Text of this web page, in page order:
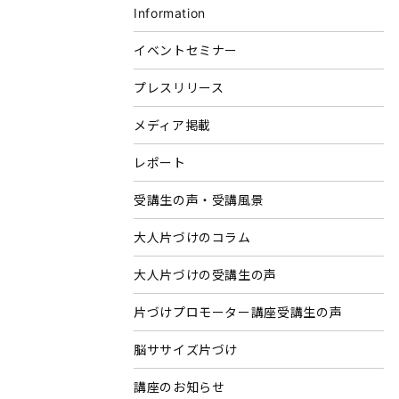
Information
イベントセミナー
プレスリリース
メディア掲載
レポート
受講生の声・受講風景
大人片づけのコラム
大人片づけの受講生の声
片づけプロモーター講座受講生の声
脳ササイズ片づけ
講座のお知らせ